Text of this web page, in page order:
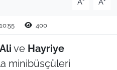
A A
400
Ali ve Hayriye
minibüsçüleri